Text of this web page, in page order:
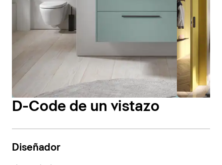
D-Code de un vistazo
Diseñador